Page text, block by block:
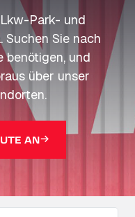
Park- und
Suchen Sie nach
benötigen, und
über unser
AN